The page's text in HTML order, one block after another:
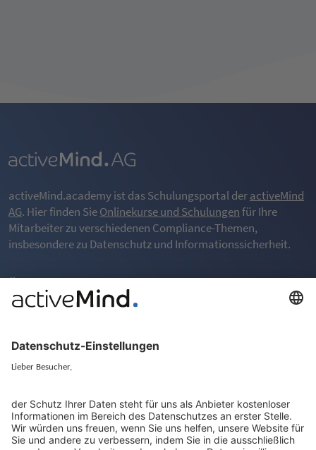
activeMind.academy ist das Schulungsportal deractiveMind
AG. Hier finden SieOnlinekurse und Schulungenfür Ihre
Mitarbeiter zu verschiedenen Compliance-Themen,
insbesondere zu Datenschutz und Informationssicherheit.
Überblick
Häufig gestellte Fragen (FAQ)
Allgemeine Geschäftsbedinungen (AGB)